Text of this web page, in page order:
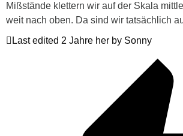
Mißstände klettern wir auf der Skala
weit nach oben. Da sind wir tatsächlich
Last edited 2 Jahre her by Sonny